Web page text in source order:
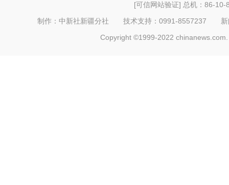
[可信网站验证] 总机：86-10-
制作：中新社新疆分社 技术支持：0991-8557237
Copyright ©1999-2022